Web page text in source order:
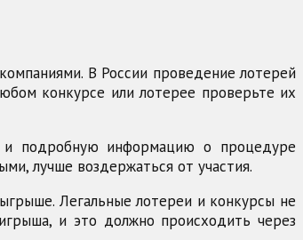
В России проведение лотерей
конкурсе или лотерее проверьте их
и подробную информацию о процедуре
лучше воздержаться от участия.
Легальные лотереи и конкурсы не
и это должно происходить через